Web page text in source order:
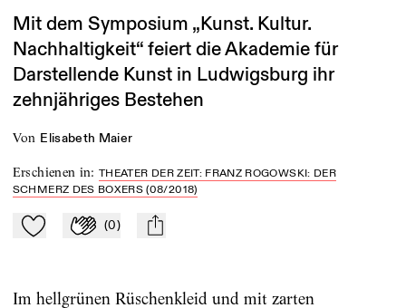
Mit dem Symposium „Kunst. Kultur.
Nachhaltigkeit“ feiert die Akademie für
Darstellende Kunst in Ludwigsburg ihr
zehnjähriges Bestehen
von Elisabeth Maier
Erschienen in:THEATER DER ZEIT: FRANZ ROGOWSKI: DER
SCHMERZ DES BOXERS (08/2018)
Zu Mein-TdZ hinzufügen
Applaudieren
(0) mail
Im hellgrünen Rüschenkleid und mit zarten